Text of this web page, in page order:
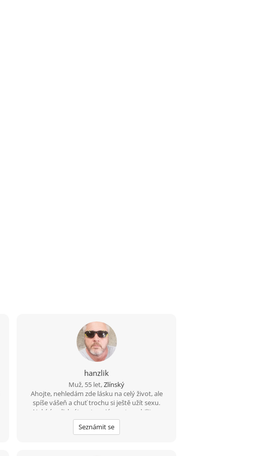
hanzlik
Muž, 55 let,Zlínský
Ahojte, nehledám zde lásku na celý život, ale
spíše vášeň a chuť trochu si ještě užít sexu.
Nabízím diskrétnost, serióznost, mobilitu a
hlavně velkou chuť. Pokud jsi na tom podobně,
můžeme se zkusit seznámit.
Seznámit se